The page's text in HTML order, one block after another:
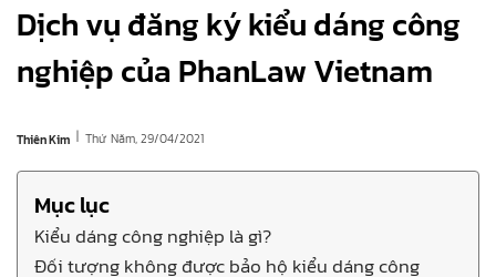
Dịch vụ đăng ký kiểu dáng công
nghiệp của PhanLaw Vietnam
Thiên Kim | Thứ Năm, 29/04/2021
Mục lục
Kiểu dáng công nghiệp là gì?
Đối tượng không được bảo hộ kiểu dáng công